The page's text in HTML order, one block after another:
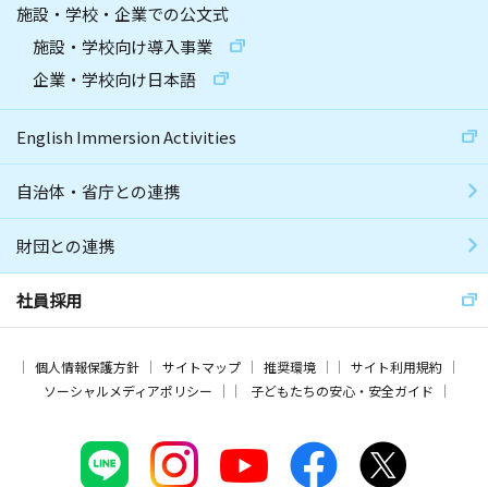
施設・学校・企業での公文式
施設・学校向け導入事業
企業・学校向け日本語
English Immersion Activities
自治体・省庁との連携
財団との連携
社員採用
個人情報保護方針 サイトマップ 推奨環境
サイト利用規約
ソーシャルメディアポリシー
子どもたちの安心・安全ガイド